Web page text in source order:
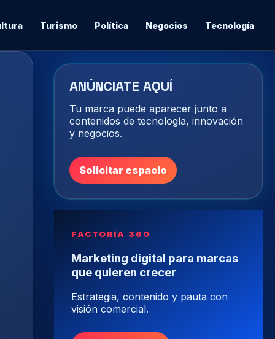
Turismo Política Negocios Tecnología
ANÚNCIATE AQUÍ
Tu marca puede aparecer junto a
contenidos de tecnología, innovación
y negocios.
Solicitar espacio
FACTORÍA 360
Marketing digital para marcas
que quieren crecer
Estrategia, contenido y pauta con
visión comercial.